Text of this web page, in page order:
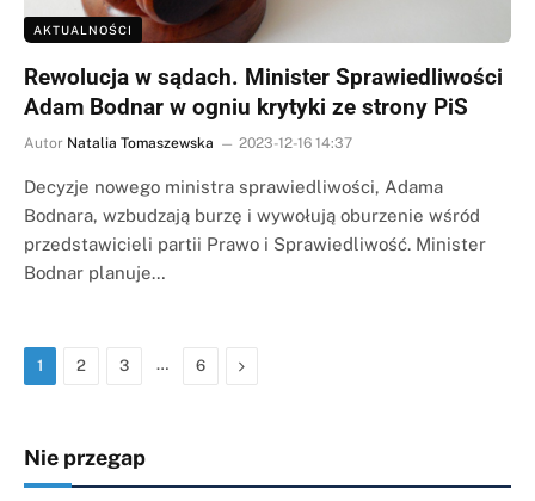
AKTUALNOŚCI
Rewolucja w sądach. Minister Sprawiedliwości
Adam Bodnar w ogniu krytyki ze strony PiS
Autor Natalia Tomaszewska 2023-12-16 14:37
Decyzje nowego ministra sprawiedliwości, Adama
Bodnara, wzbudzają burzę i wywołują oburzenie wśród
przedstawicieli partii Prawo i Sprawiedliwość. Minister
Bodnar planuje…
1 2 3 … 6 Następna
Nie przegap